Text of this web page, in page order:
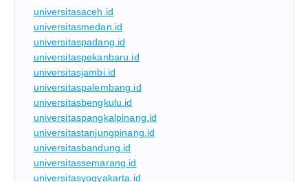
universitasaceh.id
universitasmedan.id
universitaspadang.id
universitaspekanbaru.id
universitasjambi.id
universitaspalembang.id
universitasbengkulu.id
universitaspangkalpinang.id
universitastanjungpinang.id
universitasbandung.id
universitassemarang.id
universitasyogyakarta.id